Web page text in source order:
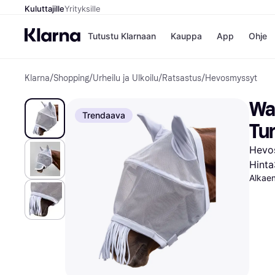
KuluttajilleYrityksille
Tutustu Klarnaan Kauppa
Kaupat
Gigantti
H&M
Peten
App Ohje
Klarna/Shopping/Urheilu ja Ulkoilu/Ratsastus/Hevosmyssyt
Trendaava
Hinta